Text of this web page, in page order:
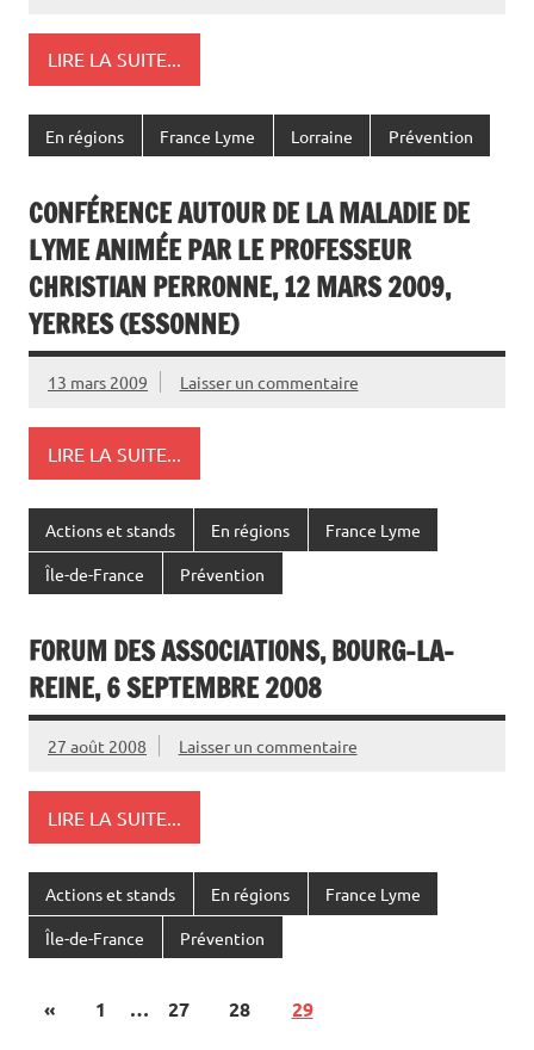
LIRE LA SUITE...
En régions France Lyme Lorraine Prévention
CONFÉRENCE AUTOUR DE LA MALADIE DE
LYME ANIMÉE PAR LE PROFESSEUR
CHRISTIAN PERRONNE, 12 MARS 2009,
YERRES (ESSONNE)
13 mars 2009 Laisser un commentaire
LIRE LA SUITE...
Actions et stands En régions France Lyme
Île-de-France Prévention
FORUM DES ASSOCIATIONS, BOURG-LA-
REINE, 6 SEPTEMBRE 2008
27 août 2008 Laisser un commentaire
LIRE LA SUITE...
Actions et stands En régions France Lyme
Île-de-France Prévention
« 1 … 27 28 29